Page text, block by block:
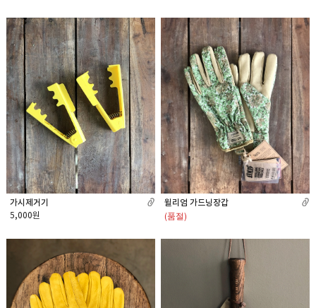
가시제거기
5,000원
윌리엄 가드닝장갑
(품절)